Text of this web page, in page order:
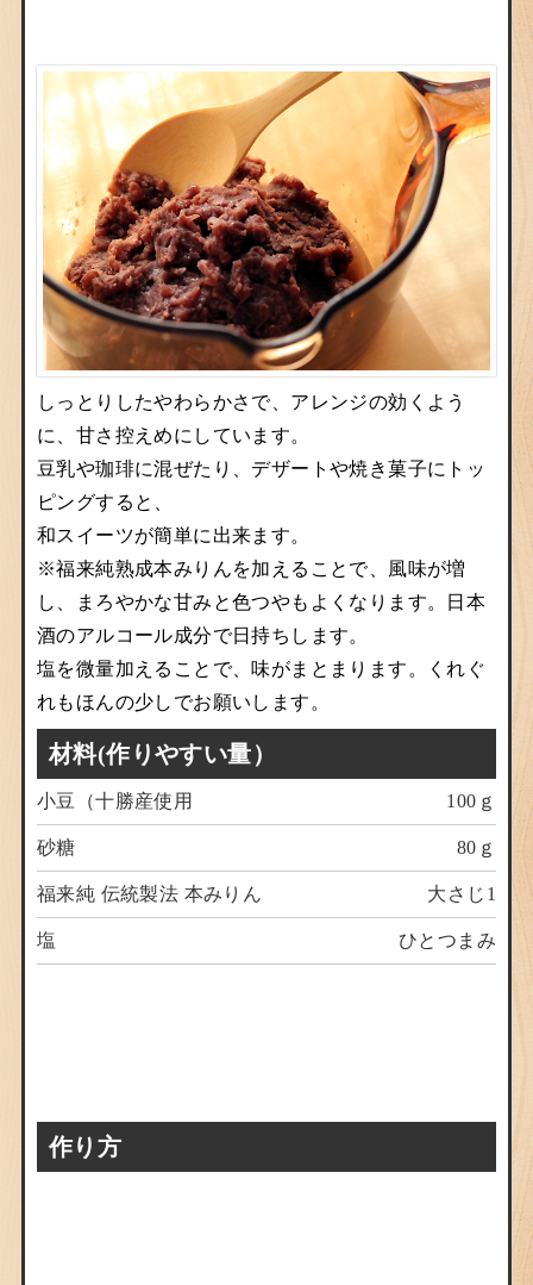
しっとりしたやわらかさで、アレンジの効くよう
に、甘さ控えめにしています。
豆乳や珈琲に混ぜたり、デザートや焼き菓子にトッ
ピングすると、
和スイーツが簡単に出来ます。
※福来純熟成本みりんを加えることで、風味が増
し、まろやかな甘みと色つやもよくなります。日本
酒のアルコール成分で日持ちします。
塩を微量加えることで、味がまとまります。くれぐ
れもほんの少しでお願いします。
材料(作りやすい量）
小豆（十勝産使用 100ｇ
砂糖 80ｇ
福来純 伝統製法 本みりん 大さじ1
塩 ひとつまみ
作り方